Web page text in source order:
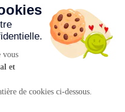
Mentions légales